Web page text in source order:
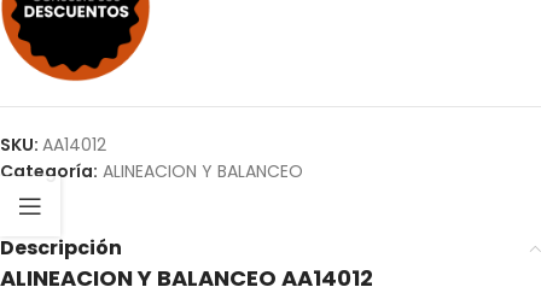
SKU: AA14012
Categoría: ALINEACION Y BALANCEO
Descripción
ALINEACION Y BALANCEO AA14012